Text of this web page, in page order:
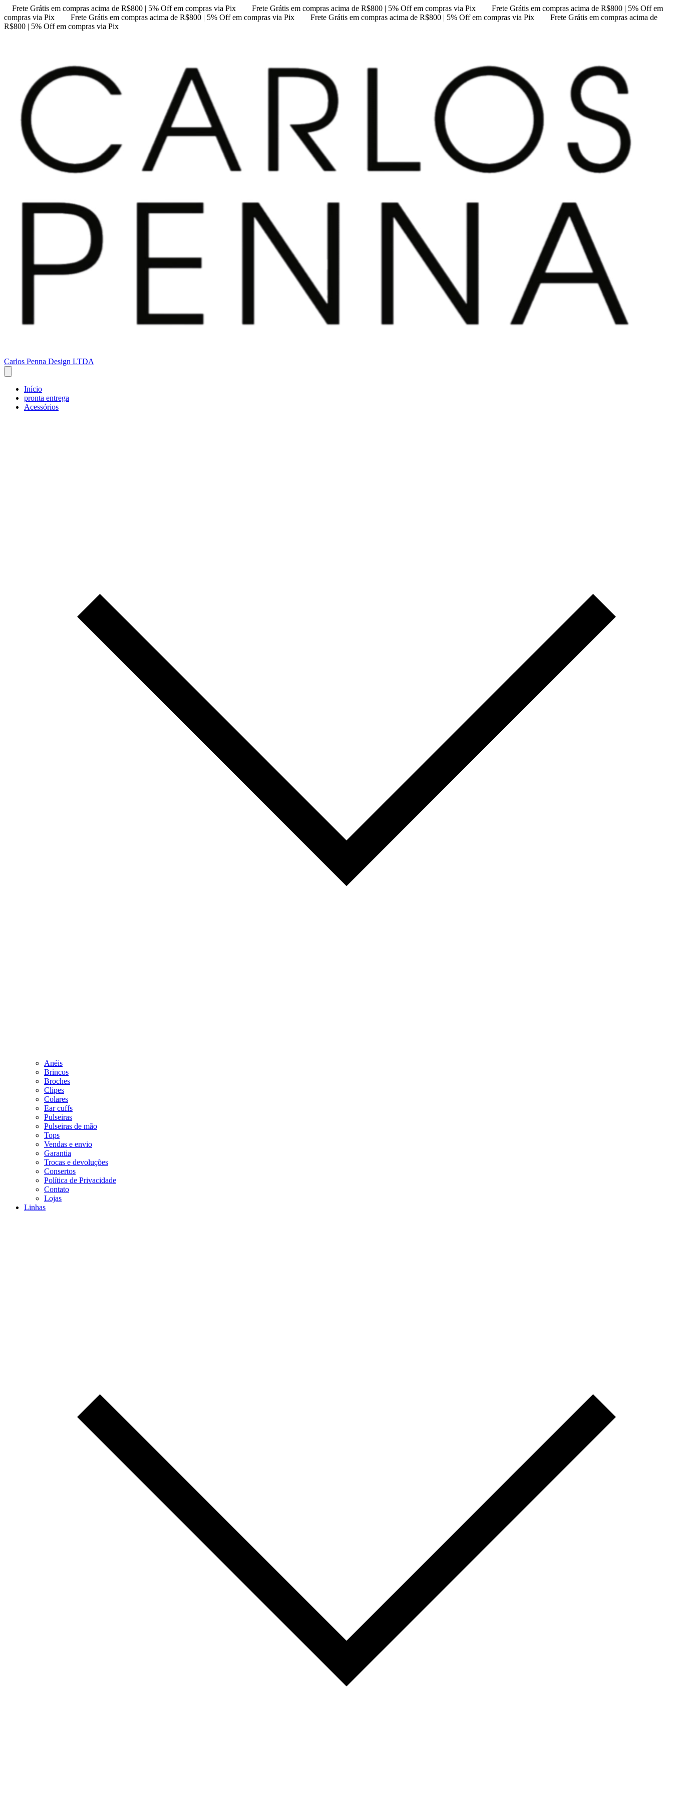
Frete Grátis em compras acima de R$800 | 5% Off em compras via Pix Frete Grátis em compras acima de R$800 | 5% Off em compras via Pix
Frete Grátis em compras acima de R$800 | 5% Off em
compras via Pix
Frete Grátis em compras acima de R$800 | 5% Off em compras via Pix Frete Grátis em compras acima de R$800 | 5% Off em compras via Pix
Frete Grátis em compras acima de
R$800 | 5% Off em compras via Pix
Carlos Penna Design LTDA
Início
pronta entrega
Acessórios
Anéis
Brincos
Broches
Clipes
Colares
Ear cuffs
Pulseiras
Pulseiras de mão
Tops
Vendas e envio
Garantia
Trocas e devoluções
Consertos
Política de Privacidade
Contato
Lojas
Linhas